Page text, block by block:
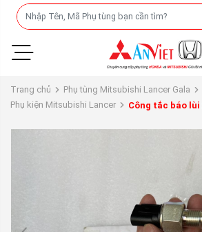
Trang chủ
Phụ tùng Mitsubishi Lancer Gala
Phụ kiện Mitsubishi Lancer
Công tắc báo